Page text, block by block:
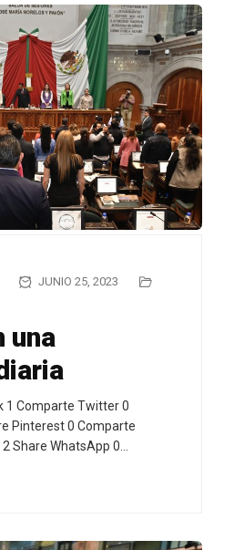
JUNIO 25, 2023
una
1 Comparte Twitter 0
Pinterest 0 Comparte
Share WhatsApp 0…